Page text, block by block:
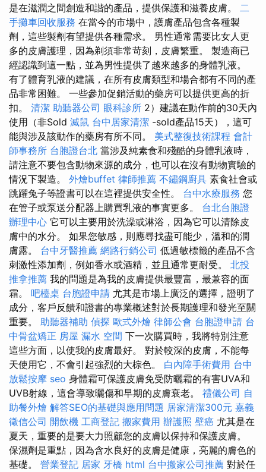
是在滋潤之間創造和諧的產品，提供保護和滋養皮膚。 二
手攤車回收服務 在當今的市場中，護膚產品包含各種製
劑，這些製劑有望提供各種需求。 男性通常需要比女人更
多的皮膚護理，因為剃須非常苛刻，皮膚繁重。 製造商已
經認識到這一點，並為男性提供了越來越多的身體乳液。
有了體育乳液的建議，在所有皮膚類型和場合都有不同的產
品非常困難。 一些參加促銷活動的藥房可以提供更高的折
扣。 清潔 助聽器公司 眼科診所 2）建議在動作前的30天內
使用（非Sold 滅鼠 台中居家清潔 -sold產品15天），這可
能與涉及該動作的藥房有所不同。 美式整復技術課程 會計
師事務所 台胞證台北 當涉及純素食和殘酷的身體乳液時，
請注意不要包含動物來源的成分，也可以在沒有動物實驗的
情況下製造。 外燴buffet 律師推薦 不鏽鋼廚具 素食社會或
跳躍兔子等證書可以在這裡提供安全性。 台中水療服務 您
在管子或泵送分配器上購買乳液的事實更多。 台北台胞證
辦理中心 它可以主要用於洗澡或淋浴，因為它可以清除皮
膚中的水分。 如果您敏感，則應尋找盡可能少，溫和的潤
膚露。 台中牙醫推薦 網路行銷公司 低過敏標籤的產品不含
刺激性添加劑，例如香水或酒精，並且通常更耐受。 北投
推拿推薦 我的問題是為我的皮膚提供最豐富，最兼容的面
霜。 吧檯桌 台胞證申請 尤其是市場上廣泛的選擇，證明了
成分，客戶反饋和證書的專業概述對於長期護理和發光至關
重要。 助聽器補助 偵探 歐式外燴 律師公會 台胞證申請 台
中骨盆矯正 房屋 漏水 空間 下一次購買時，我將特別注意
這些方面，以使我的皮膚最好。 對於較深的皮膚，不能每
天使用它，不會引起強烈的大棕色。 白內障手術費用 台中
放鬆按摩 seo 身體霜可保護皮膚免受防曬霜的有害UVA和
UVB射線，這會導致曬傷和早期的皮膚衰老。 禮儀公司 自
助餐外燴 解答SEO的基礎與應用問題 居家清潔300元 嘉義
徵信公司 開飲機 工商登記 搬家費用 辦護照 壁癌 尤其是在
夏天，重要的是要大力照顧您的皮膚以保持和保護皮膚。
保濕劑是重點，因為含水良好的皮膚是健康，亮麗的膚色的
基礎。 營業登記 居家 牙橋 html 台中搬家公司推薦 對於任